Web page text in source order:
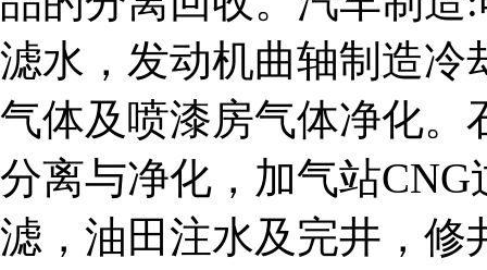
滤水，发动机曲轴制造冷
气体及喷漆房气体净化。
分离与净化，加气站
滤，油田注水及完井，修